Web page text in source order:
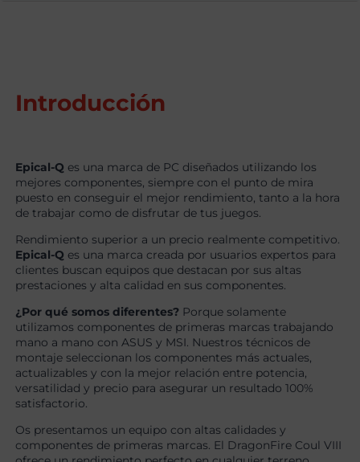
Introducción
Epical-Q es una marca de PC diseñados utilizando los
mejores componentes, siempre con el punto de mira
puesto en conseguir el mejor rendimiento, tanto a la hora
de trabajar como de disfrutar de tus juegos.
Rendimiento superior a un precio realmente competitivo.
Epical-Q es una marca creada por usuarios expertos para
clientes buscan equipos que destacan por sus altas
prestaciones y alta calidad en sus componentes.
¿Por qué somos diferentes? Porque solamente
utilizamos componentes de primeras marcas trabajando
mano a mano con ASUS y MSI. Nuestros técnicos de
montaje seleccionan los componentes más actuales,
actualizables y con la mejor relación entre potencia,
versatilidad y precio para asegurar un resultado 100%
satisfactorio.
Os presentamos un equipo con altas calidades y
componentes de primeras marcas. El DragonFire Coul VIII